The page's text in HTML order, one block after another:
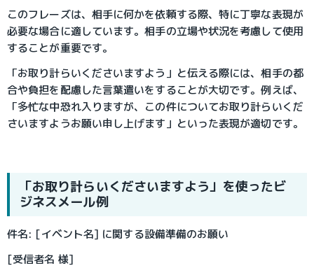
このフレーズは、相手に何かを依頼する際、特に丁寧な表現が
必要な場合に適しています。相手の立場や状況を考慮して使用
することが重要です。
「お取り計らいくださいますよう」と伝える際には、相手の都
合や負担を配慮した言葉遣いをすることが大切です。例えば、
「多忙な中恐れ入りますが、この件についてお取り計らいくだ
さいますようお願い申し上げます」といった表現が適切です。
「お取り計らいくださいますよう」を使ったビ
ジネスメール例
件名: [イベント名] に関する設備準備のお願い
[受信者名 様]